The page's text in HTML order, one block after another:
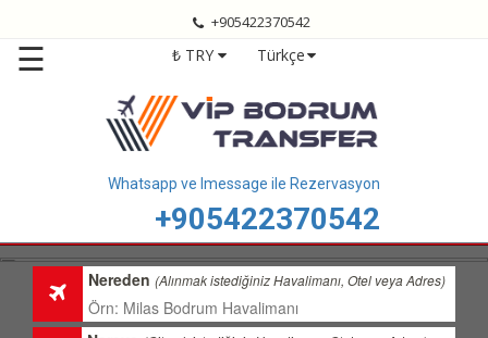
Bodrum
Transfer
Fiyatları
Transfer
Bölgelerimiz
+905422370542
☰ ₺ TRY Türkçe
Whatsapp ve Imessage ile Rezervasyon
+905422370542
Nereden(Alınmak istediğiniz Havalimanı, Otel veya Adres)